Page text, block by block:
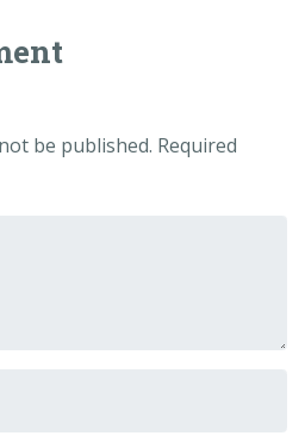
be published. Required